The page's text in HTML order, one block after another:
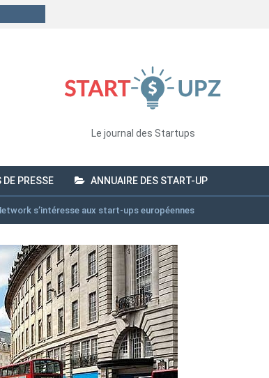
Le journal des Startups
PRESSE ANNUAIRE DES START-UP
s’intéresse aux start-ups européennes